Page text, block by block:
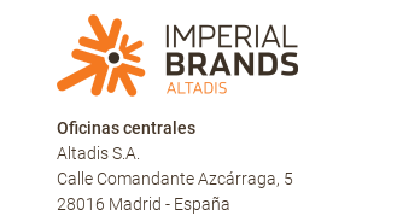
Oficinas centrales
Altadis S.A.
Calle Comandante Azcárraga, 5
28016 Madrid - España